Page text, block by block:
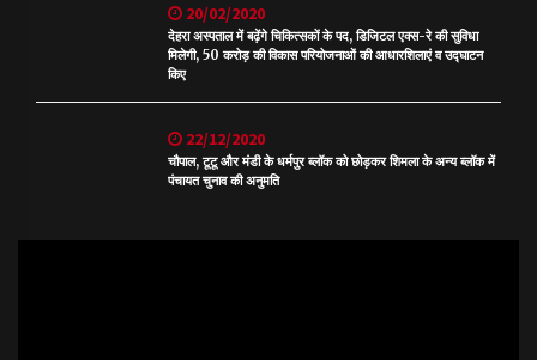
20/02/2020
देहरा अस्पताल में बढ़ेंगे चिकित्सकों के पद, डिजिटल एक्स-रे की सुविधा
मिलेगी, 50 करोड़ की विकास परियोजनाओं की आधारशिलाएं व उद्घाटन
किए
22/12/2020
चौपाल, टूटू और मंडी के धर्मपुर ब्लॉक को छोड़कर शिमला के अन्य ब्लॉक में
पंचायत चुनाव की अनुमति